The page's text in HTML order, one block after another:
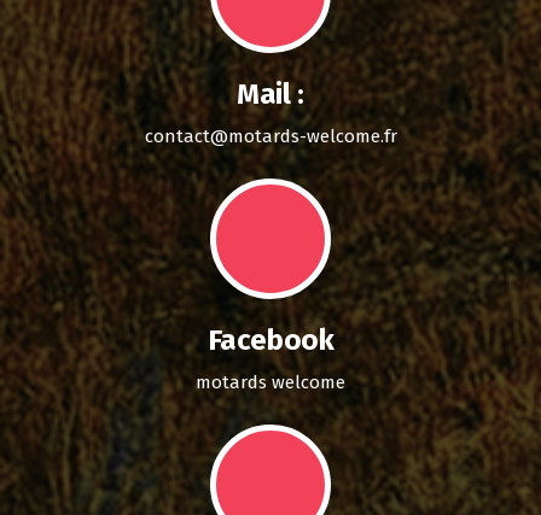
Mail :
contact@motards-welcome.fr
Facebook
motards welcome